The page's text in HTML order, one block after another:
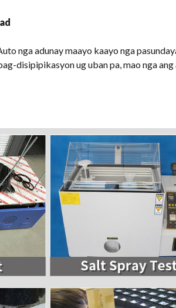
nga adunay maayo kaayo nga
disipipikasyon ug uban pa, mao nga